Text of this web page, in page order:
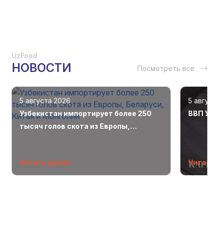
UzFood
НОВОСТИ Посмотреть все
5 августа 2026
Узбекистан импортирует более 250
тысяч голов скота из Европы,
Читать далее
5
ВВП
Читать